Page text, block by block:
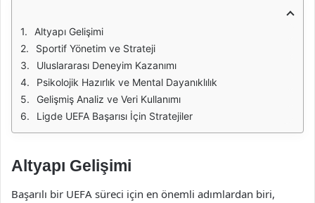
Altyapı Gelişimi
Sportif Yönetim ve Strateji
Uluslararası Deneyim Kazanımı
Psikolojik Hazırlık ve Mental Dayanıklılık
Gelişmiş Analiz ve Veri Kullanımı
Ligde UEFA Başarısı İçin Stratejiler
Altyapı Gelişimi
Başarılı bir UEFA süreci için en önemli adımlardan biri,